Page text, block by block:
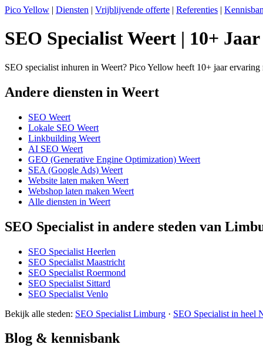
Pico Yellow | Diensten | Vrijblijvende offerte | Referenties |
SEO Specialist Weert | 10+
SEO specialist inhuren in Weert? Pico Yellow heeft 10+ jaar
Andere diensten in Weert
SEO Weert
Lokale SEO Weert
Linkbuilding Weert
AI SEO Weert
GEO (Generative Engine Optimization) Weert
SEA (Google Ads) Weert
Website laten maken Weert
Webshop laten maken Weert
Alle diensten in Weert
SEO Specialist in andere steden van
SEO Specialist Heerlen
SEO Specialist Maastricht
SEO Specialist Roermond
SEO Specialist Sittard
SEO Specialist Venlo
Bekijk alle steden: SEO Specialist Limburg · SEO Specialist in heel
Blog & kennisbank